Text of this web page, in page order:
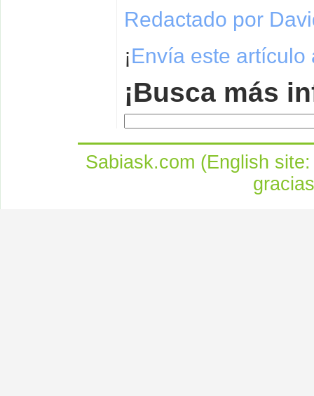
Redactado por
¡Envía este artículo
¡Busca más
Sabiask.com (English